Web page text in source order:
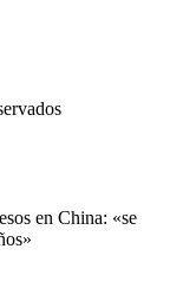
en China: «se